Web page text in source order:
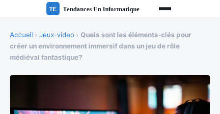
Accueil › Jeux-video › Quels sont les éléments-clés pour
créer un environnement immersif dans un jeu de rôle
médiéval fantastique?